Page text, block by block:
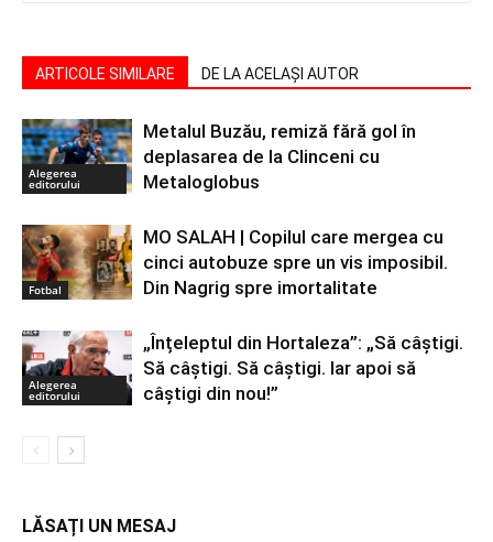
ARTICOLE SIMILARE DE LA ACELAȘI AUTOR
Alegerea
editorului
Metalul Buzău, remiză fără gol în
deplasarea de la Clinceni cu
Metaloglobus
Fotbal
MO SALAH | Copilul care mergea cu
cinci autobuze spre un vis imposibil.
Din Nagrig spre imortalitate
Alegerea
editorului
„Înțeleptul din Hortaleza”: „Să câștigi.
Să câștigi. Să câștigi. Iar apoi să
câștigi din nou!”
LĂSAȚI UN MESAJ